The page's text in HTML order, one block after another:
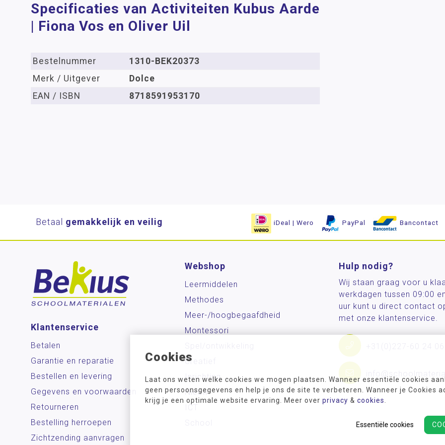
Cookies
Laat ons weten welke cookies we mogen plaatsen. Wanneer essentiële cookies
geen persoonsgegevens en help je ons de site te verbeteren. Wanneer je Cookies
krijg je een optimale website ervaring. Meer over privacy & cookies
Essentiële cookies
Specificaties van Activiteiten Kubus Aarde
| Fiona Vos en Oliver Uil
Bestelnummer
1310-BEK20373
Merk / Uitgever
Dolce
EAN / ISBN
8718591953170
Betaal gemakkelijk en veilig iDeal | Wero PayPal Bancontact
Klantenservice
Betalen
Garantie en reparatie
Bestellen en levering
Gegevens en voorwaarden
Retourneren
Bestelling herroepen
Zichtzending aanvragen
Webshop
Leermiddelen
Methodes
Meer-/hoog­begaafdheid
Montessori
Creatief
Inrichting
Nieuw
ICT
Hulp nodig?
Wij staan graag voor u
werkdagen tussen 09:00
uur kunt u direct contact
met onze klantenservice.